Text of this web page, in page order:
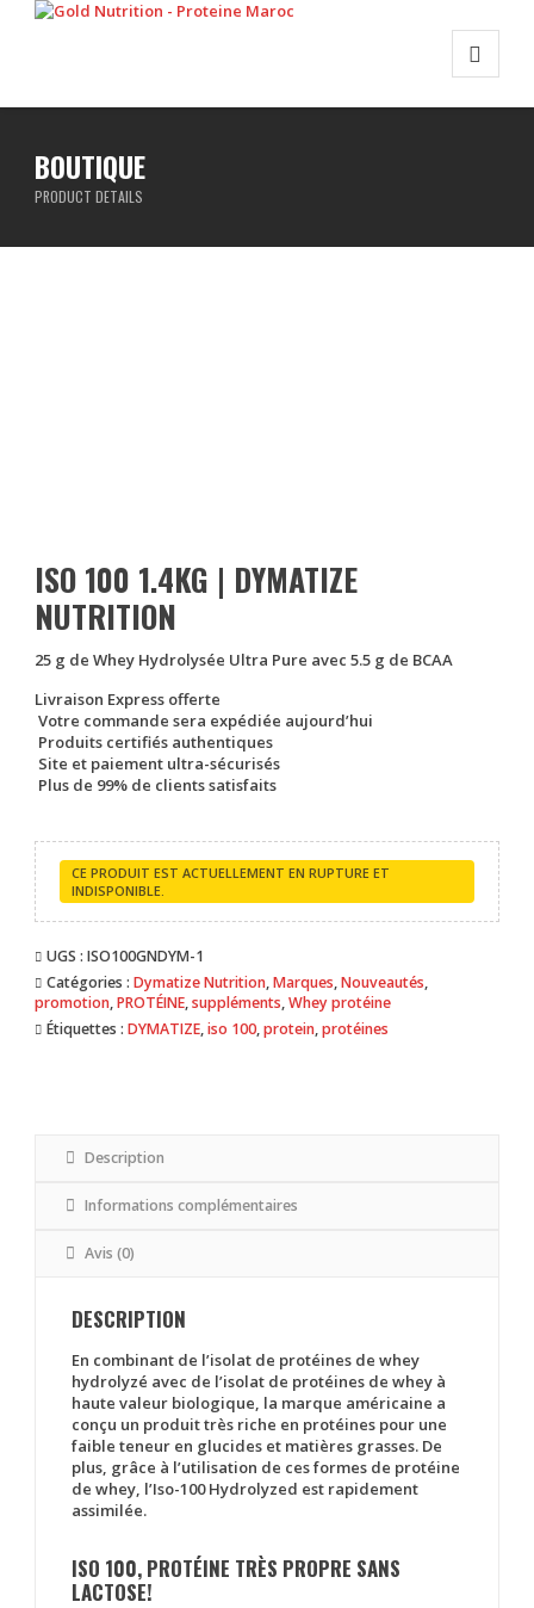
BOUTIQUE
PRODUCT DETAILS
ISO 100 1.4KG | DYMATIZE
NUTRITION
25 g de Whey Hydrolysée Ultra Pure avec 5.5 g de BCAA
Livraison Express offerte
Votre commande sera expédiée aujourd’hui
Produits certifiés authentiques
Site et paiement ultra-sécurisés
Plus de 99% de clients satisfaits
CE PRODUIT EST ACTUELLEMENT EN RUPTURE ET
INDISPONIBLE.
UGS :ISO100GNDYM-1
Catégories :Dymatize Nutrition,Marques,Nouveautés,
promotion,PROTÉINE,suppléments,Whey protéine
Étiquettes :DYMATIZE,iso 100,protein,protéines
Description
Informations complémentaires
Avis (0)
DESCRIPTION
En combinant de l’isolat de protéines de whey
hydrolyzé avec de l’isolat de protéines de whey à
haute valeur biologique, la marque américaine a
conçu un produit très riche en protéines pour une
faible teneur en glucides et matières grasses. De
plus, grâce à l’utilisation de ces formes de protéine
de whey, l’Iso-100 Hydrolyzed est rapidement
assimilée.
ISO 100, PROTÉINE TRÈS PROPRE SANS
LACTOSE!